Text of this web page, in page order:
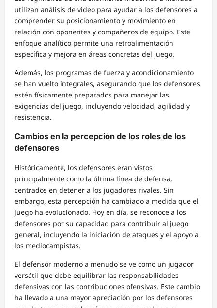
utilizan análisis de video para ayudar a los defensores a
comprender su posicionamiento y movimiento en
relación con oponentes y compañeros de equipo. Este
enfoque analítico permite una retroalimentación
específica y mejora en áreas concretas del juego.
Además, los programas de fuerza y acondicionamiento
se han vuelto integrales, asegurando que los defensores
estén físicamente preparados para manejar las
exigencias del juego, incluyendo velocidad, agilidad y
resistencia.
Cambios en la percepción de los roles de los
defensores
Históricamente, los defensores eran vistos
principalmente como la última línea de defensa,
centrados en detener a los jugadores rivales. Sin
embargo, esta percepción ha cambiado a medida que el
juego ha evolucionado. Hoy en día, se reconoce a los
defensores por su capacidad para contribuir al juego
general, incluyendo la iniciación de ataques y el apoyo a
los mediocampistas.
El defensor moderno a menudo se ve como un jugador
versátil que debe equilibrar las responsabilidades
defensivas con las contribuciones ofensivas. Este cambio
ha llevado a una mayor apreciación por los defensores